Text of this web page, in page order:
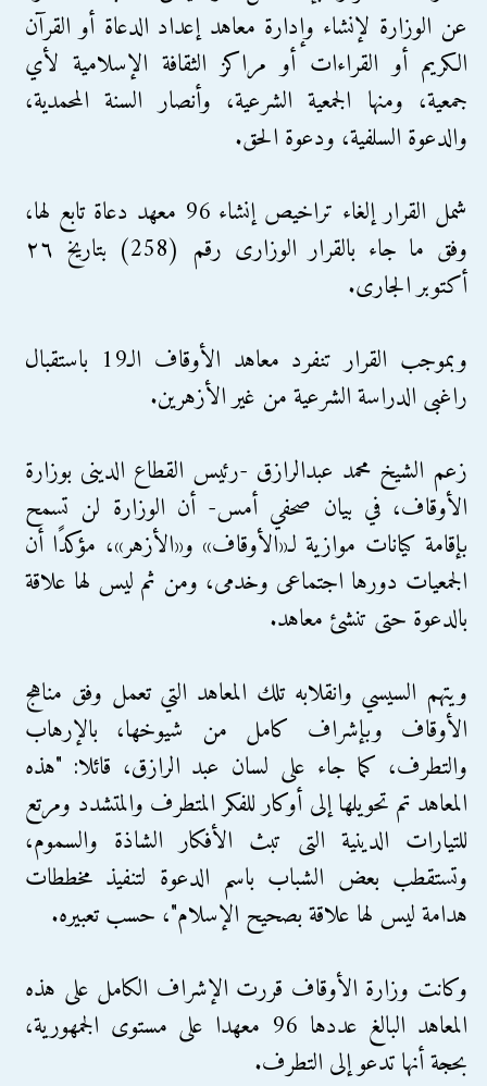
عن الوزارة لإنشاء وإدارة معاهد إعداد الدعاة أو القرآن
الكريم أو القراءات أو مراكز الثقافة الإسلامية لأي
جمعية، ومنها الجمعية الشرعية، وأنصار السنة المحمدية،
والدعوة السلفية، ودعوة الحق.
شمل القرار إلغاء تراخيص إنشاء 96 معهد دعاة تابع لها،
وفق ما جاء بالقرار الوزارى رقم (258) بتاريخ ٢٦
أكتوبر الجارى.
وبموجب القرار تنفرد معاهد الأوقاف الـ19 باستقبال
راغبى الدراسة الشرعية من غير الأزهرين.
زعم الشيخ محمد عبدالرازق -رئيس القطاع الدينى بوزارة
الأوقاف، في بيان صحفي أمس- أن الوزارة لن تسمح
بإقامة كيانات موازية لـ«الأوقاف» و«الأزهر»، مؤكدًا أن
الجمعيات دورها اجتماعى وخدمى، ومن ثم ليس لها علاقة
بالدعوة حتى تنشئ معاهد.
ويتهم السيسي وانقلابه تلك المعاهد التي تعمل وفق مناهج
الأوقاف وبإشراف كامل من شيوخها، بالإرهاب
والتطرف، كما جاء على لسان عبد الرازق، قائلا: "هذه
المعاهد تم تحويلها إلى أوكار للفكر المتطرف والمتشدد ومرتع
للتيارات الدينية التى تبث الأفكار الشاذة والسموم،
وتستقطب بعض الشباب باسم الدعوة لتنفيذ مخططات
هدامة ليس لها علاقة بصحيح الإسلام"، حسب تعبيره.
وكانت وزارة الأوقاف قررت الإشراف الكامل على هذه
المعاهد البالغ عددها 96 معهدا على مستوى الجمهورية،
بحجة أنها تدعو إلى التطرف.